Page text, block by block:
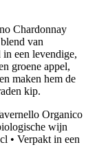
Chardonnay
van
een levendige,
groene appel,
maken hem de
kip.
Organico
wijn
• Verpakt in een